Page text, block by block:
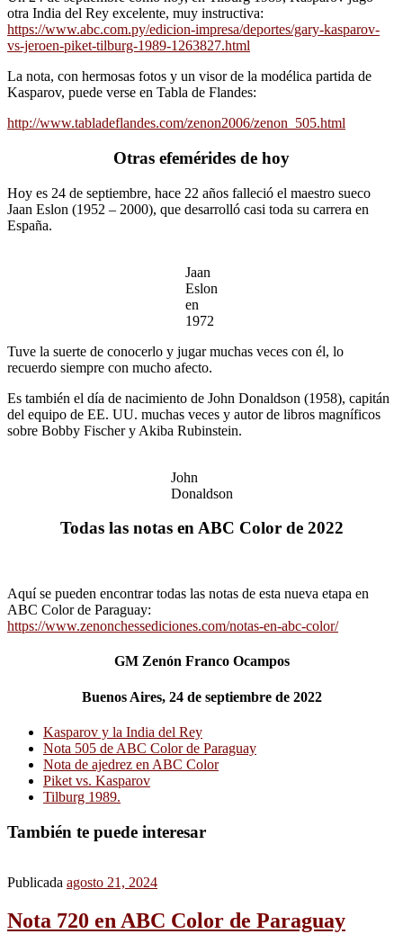
otra India del Rey excelente, muy instructiva:
https://www.abc.com.py/edicion-impresa/deportes/gary-kasparov-
vs-jeroen-piket-tilburg-1989-1263827.html
La nota, con hermosas fotos y un visor de la modélica partida de
Kasparov, puede verse en Tabla de Flandes:
http://www.tabladeflandes.com/zenon2006/zenon_505.html
Otras efemérides de hoy
Hoy es 24 de septiembre, hace 22 años falleció el maestro sueco
Jaan Eslon (1952 – 2000), que desarrolló casi toda su carrera en
España.
Jaan
Eslon
en
1972
Tuve la suerte de conocerlo y jugar muchas veces con él, lo
recuerdo siempre con mucho afecto.
Es también el día de nacimiento de John Donaldson (1958), capitán
del equipo de EE. UU. muchas veces y autor de libros magníficos
sobre Bobby Fischer y Akiba Rubinstein.
John
Donaldson
Todas las notas en ABC Color de 2022
Aquí se pueden encontrar todas las notas de esta nueva etapa en
ABC Color de Paraguay:
https://www.zenonchessediciones.com/notas-en-abc-color/
GM Zenón Franco Ocampos
Buenos Aires, 24 de septiembre de 2022
Kasparov y la India del Rey
Nota 505 de ABC Color de Paraguay
Nota de ajedrez en ABC Color
Piket vs. Kasparov
Tilburg 1989.
También te puede interesar
Publicada agosto 21, 2024
Nota 720 en ABC Color de Paraguay